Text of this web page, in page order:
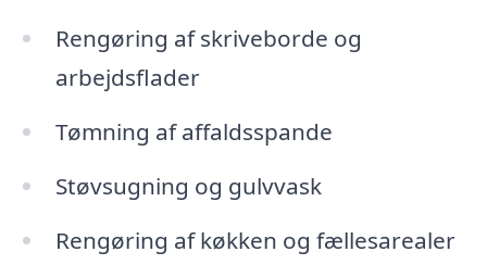
Rengøring af skriveborde og
arbejdsflader
Tømning af affaldsspande
Støvsugning og gulvvask
Rengøring af køkken og fællesarealer